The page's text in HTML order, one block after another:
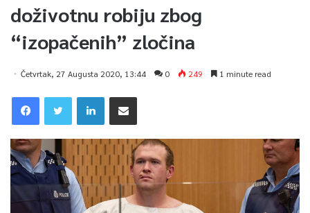
doživotnu robiju zbog
“izopačenih” zločina
Četvrtak, 27 Augusta 2020, 13:44 0 249 1 minute read